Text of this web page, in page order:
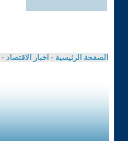
الصفحة الرئيسية - اخبار الاقتصاد -